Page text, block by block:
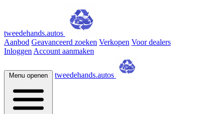
tweedehands.autos
Aanbod Geavanceerd zoeken Verkopen Voor dealers
Inloggen Account aanmaken
Menu openen tweedehands.autos